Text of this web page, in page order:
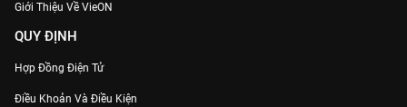
Giới Thiệu Về VieON
QUY ĐỊNH
Hợp Đồng Điện Tử
Điều Khoản Và Điều Kiện